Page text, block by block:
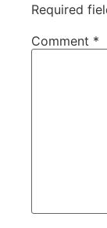
Required
Comment *